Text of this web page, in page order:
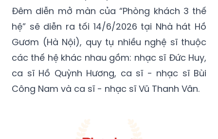
gia của nhiều nghệ sĩ thuộc các thế hệ khác
nhau của âm nhạc Việt Nam.
Đêm diễn mở màn của “Phòng khách 3 thế
hệ” sẽ diễn ra tối 14/6/2026 tại Nhà hát Hồ
Gươm (Hà Nội), quy tụ nhiều nghệ sĩ thuộc
các thế hệ khác nhau gồm: nhạc sĩ Đức Huy,